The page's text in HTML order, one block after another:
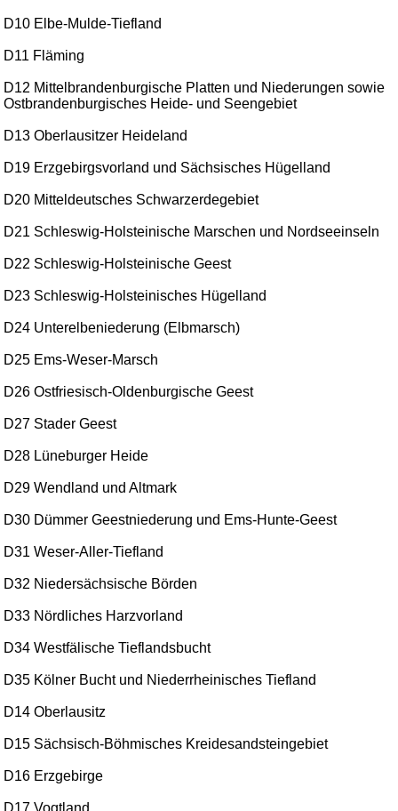
D10 Elbe-Mulde-Tiefland
D11 Fläming
D12 Mittelbrandenburgische Platten und Niederungen sowie
Ostbrandenburgisches Heide- und Seengebiet
D13 Oberlausitzer Heideland
D19 Erzgebirgsvorland und Sächsisches Hügelland
D20 Mitteldeutsches Schwarzerdegebiet
D21 Schleswig-Holsteinische Marschen und Nordseeinseln
D22 Schleswig-Holsteinische Geest
D23 Schleswig-Holsteinisches Hügelland
D24 Unterelbeniederung (Elbmarsch)
D25 Ems-Weser-Marsch
D26 Ostfriesisch-Oldenburgische Geest
D27 Stader Geest
D28 Lüneburger Heide
D29 Wendland und Altmark
D30 Dümmer Geestniederung und Ems-Hunte-Geest
D31 Weser-Aller-Tiefland
D32 Niedersächsische Börden
D33 Nördliches Harzvorland
D34 Westfälische Tieflandsbucht
D35 Kölner Bucht und Niederrheinisches Tiefland
D14 Oberlausitz
D15 Sächsisch-Böhmisches Kreidesandsteingebiet
D16 Erzgebirge
D17 Vogtland